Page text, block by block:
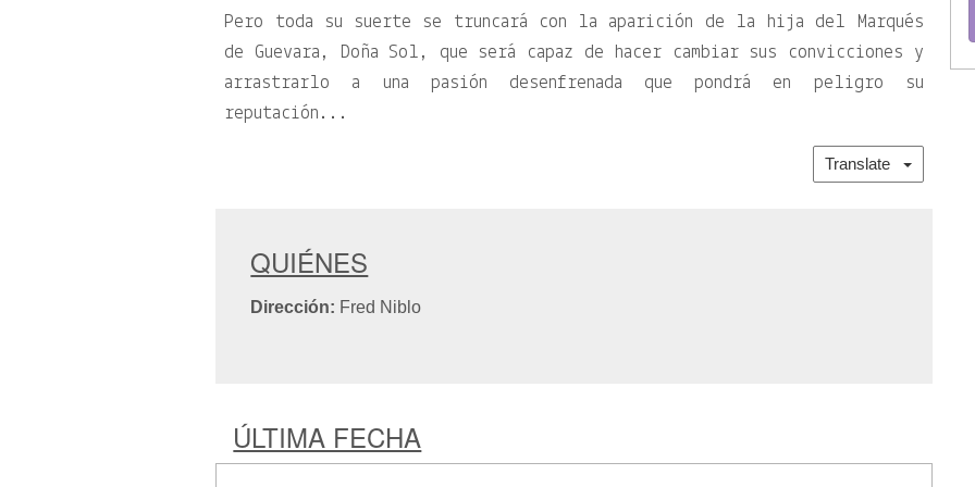
Pero toda su suerte se truncará con la aparición de la hija del Marqués
de Guevara, Doña Sol, que será capaz de hacer cambiar sus convicciones y
arrastrarlo a una pasión desenfrenada que pondrá en peligro su
reputación...
Translate
QUIÉNES
Dirección: Fred Niblo
ÚLTIMA FECHA